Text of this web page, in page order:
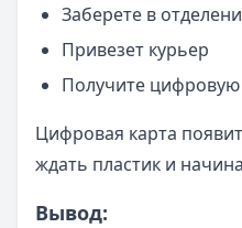
Заберете в
Привезет курьер
Получите
Цифровая карта
ждать пластик и
Вывод: